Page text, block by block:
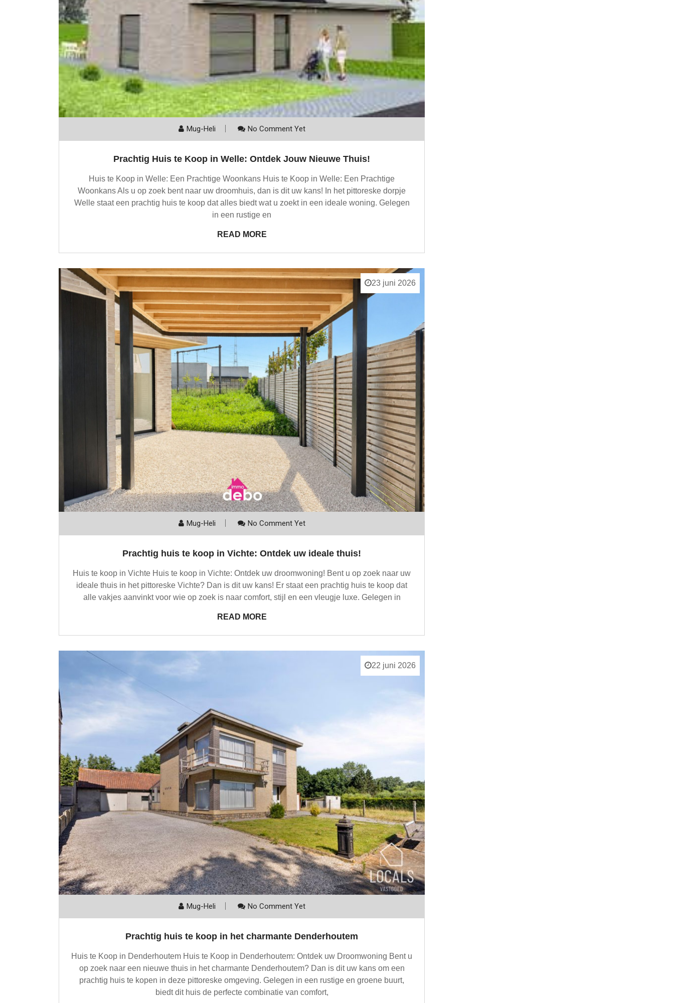
Mug-Heli No Comment Yet
Prachtig Huis te Koop in Welle: Ontdek Jouw Nieuwe Thuis!
Huis te Koop in Welle: Een Prachtige Woonkans Huis te Koop in Welle: Een Prachtige
Woonkans Als u op zoek bent naar uw droomhuis, dan is dit uw kans! In het pittoreske dorpje
Welle staat een prachtig huis te koop dat alles biedt wat u zoekt in een ideale woning. Gelegen
in een rustige en
READ MORE
23 juni 2026
Mug-Heli No Comment Yet
Prachtig huis te koop in Vichte: Ontdek uw ideale thuis!
Huis te koop in Vichte Huis te koop in Vichte: Ontdek uw droomwoning! Bent u op zoek naar uw
ideale thuis in het pittoreske Vichte? Dan is dit uw kans! Er staat een prachtig huis te koop dat
alle vakjes aanvinkt voor wie op zoek is naar comfort, stijl en een vleugje luxe. Gelegen in
READ MORE
22 juni 2026
Mug-Heli No Comment Yet
Prachtig huis te koop in het charmante Denderhoutem
Huis te Koop in Denderhoutem Huis te Koop in Denderhoutem: Ontdek uw Droomwoning Bent u
op zoek naar een nieuwe thuis in het charmante Denderhoutem? Dan is dit uw kans om een
prachtig huis te kopen in deze pittoreske omgeving. Gelegen in een rustige en groene buurt,
biedt dit huis de perfecte combinatie van comfort,